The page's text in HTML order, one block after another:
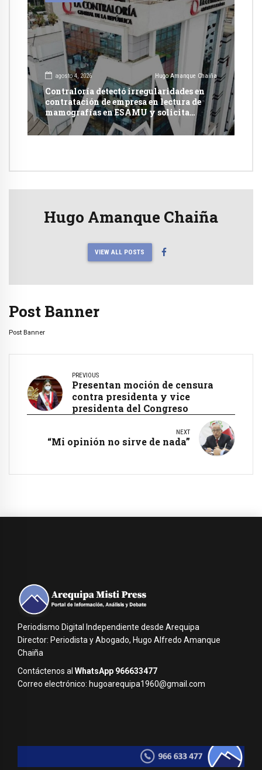
agosto 4, 2026 Hugo Amanque Chaiña
Contraloría detectó irregularidades en
contratación de empresa en lectura de
mamografías en ESAMU y solicita
acciones penales contra funcionarios
Hugo Amanque Chaiña
VIEW ALL POSTS
Post Banner
Post Banner
PREVIOUS
Presentan moción de censura
contra presidenta y vice
presidenta del Congreso
NEXT
“Mi opinión no sirve de nada”
Periodismo Digital Independiente desde Arequipa
Director: Periodista y Abogado, Hugo Alfredo Amanque
Chaiña
Contáctenos al WhatsApp 966633477
Correo electrónico: hugoarequipa1960@gmail.com